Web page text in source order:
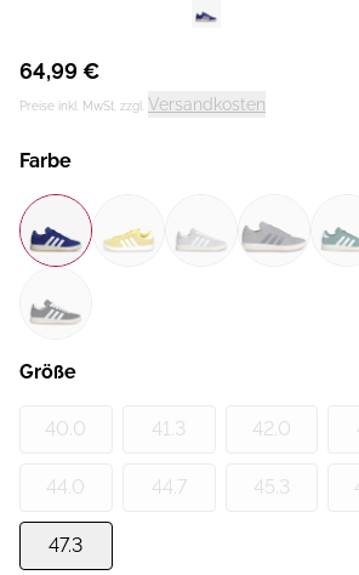
64,99 €
Preise inkl. MwSt. zzgl. Versandkosten
Farbe
Größe
40.0 41.3 42.0
44.0 44.7 45.3
47.3